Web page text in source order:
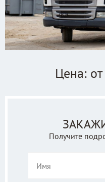
Цена: от
Получите